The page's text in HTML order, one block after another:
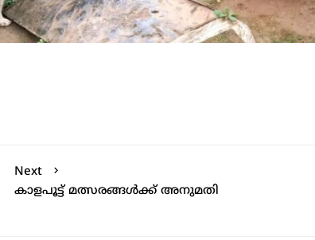
Next
കാളപൂട്ട് മത്സരങ്ങള്‍ക്ക് അനുമതി